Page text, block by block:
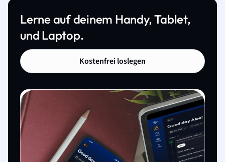
Lerne auf deinem Handy, Tablet,
und Laptop.
Kostenfrei loslegen